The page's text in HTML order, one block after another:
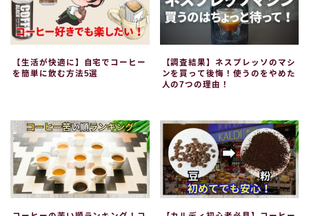
【生活が快適に】自宅でコーヒー
を簡単に飲む方法5選
【調査結果】ネスプレッソのマシ
ンを買って後悔！使うのをやめた
人の7つの理由！